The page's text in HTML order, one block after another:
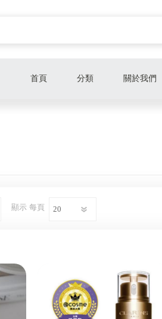
首頁 分類
【專櫃底妝/彩妝】
【專櫃香水/香氛】
關於我們
顯示 每頁